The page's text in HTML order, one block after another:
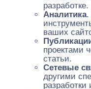
разработке.
Аналитика.
ваших
проектами
статьи.
Сетевые
другими
разработки